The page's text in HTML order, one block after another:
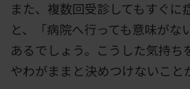
また、複数回受診してもすぐに
と、「病院へ行っても意味がな
あるでしょう。こうした気持ち
やわがままと決めつけないこと